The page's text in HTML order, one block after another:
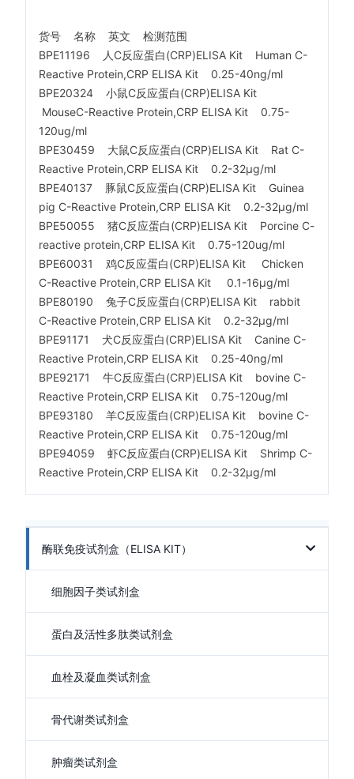
货号 名称 英文 检测范围
BPE11196 人C反应蛋白(CRP)ELISA Kit Human C-
Reactive Protein,CRP ELISA Kit 0.25-40ng/ml
BPE20324 小鼠C反应蛋白(CRP)ELISA Kit
MouseC-Reactive Protein,CRP ELISA Kit 0.75-
120ug/ml
BPE30459 大鼠C反应蛋白(CRP)ELISA Kit Rat C-
Reactive Protein,CRP ELISA Kit 0.2-32μg/ml
BPE40137 豚鼠C反应蛋白(CRP)ELISA Kit Guinea
pig C-Reactive Protein,CRP ELISA Kit 0.2-32μg/ml
BPE50055 猪C反应蛋白(CRP)ELISA Kit Porcine C-
reactive protein,CRP ELISA Kit 0.75-120ug/ml
BPE60031 鸡C反应蛋白(CRP)ELISA Kit Chicken
C-Reactive Protein,CRP ELISA Kit 0.1-16μg/ml
BPE80190 兔子C反应蛋白(CRP)ELISA Kit rabbit
C-Reactive Protein,CRP ELISA Kit 0.2-32μg/ml
BPE91171 犬C反应蛋白(CRP)ELISA Kit Canine C-
Reactive Protein,CRP ELISA Kit 0.25-40ng/ml
BPE92171 牛C反应蛋白(CRP)ELISA Kit bovine C-
Reactive Protein,CRP ELISA Kit 0.75-120ug/ml
BPE93180 羊C反应蛋白(CRP)ELISA Kit bovine C-
Reactive Protein,CRP ELISA Kit 0.75-120ug/ml
BPE94059 虾C反应蛋白(CRP)ELISA Kit Shrimp C-
Reactive Protein,CRP ELISA Kit 0.2-32μg/ml
酶联免疫试剂盒（ELISA KIT）
细胞因子类试剂盒
蛋白及活性多肽类试剂盒
血栓及凝血类试剂盒
骨代谢类试剂盒
肿瘤类试剂盒